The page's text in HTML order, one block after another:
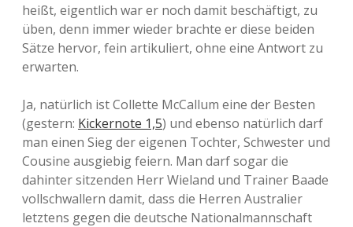
heißt, eigentlich war er noch damit beschäftigt, zu
üben, denn immer wieder brachte er diese beiden
Sätze hervor, fein artikuliert, ohne eine Antwort zu
erwarten.
Ja, natürlich ist Collette McCallum eine der Besten
(gestern: Kickernote 1,5) und ebenso natürlich darf
man einen Sieg der eigenen Tochter, Schwester und
Cousine ausgiebig feiern. Man darf sogar die
dahinter sitzenden Herr Wieland und Trainer Baade
vollschwallern damit, dass die Herren Australier
letztens gegen die deutsche Nationalmannschaft